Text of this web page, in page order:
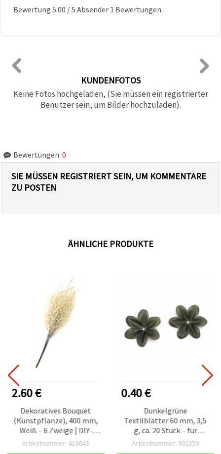
Bewertung 5.00 /5 Absender 1 Bewertungen.
KUNDENFOTOS
Keine Fotos hochgeladen, (Sie müssen ein registrierter
Benutzer sein, um Bilder hochzuladen).
Bewertungen: 0
SIE MÜSSEN REGISTRIERT SEIN, UM KOMMENTARE
ZU POSTEN
ÄHNLICHE PRODUKTE
2.60 €
Dekoratives Bouquet
(Kunstpflanze), 400 mm,
Weiß – 6 Zweige | DIY-
Bastelverzierung für
Artikelnummer: 416643
0.40 €
Dunkelgrüne
Textilblätter 60 mm, 3,5
g, ca. 20 Stück – für
Basteln, DIY & Deko
Artikelnummer: 802359